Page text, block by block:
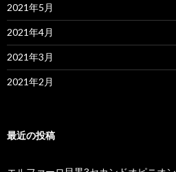
2021年5月
2021年4月
2021年3月
2021年2月
最近の投稿